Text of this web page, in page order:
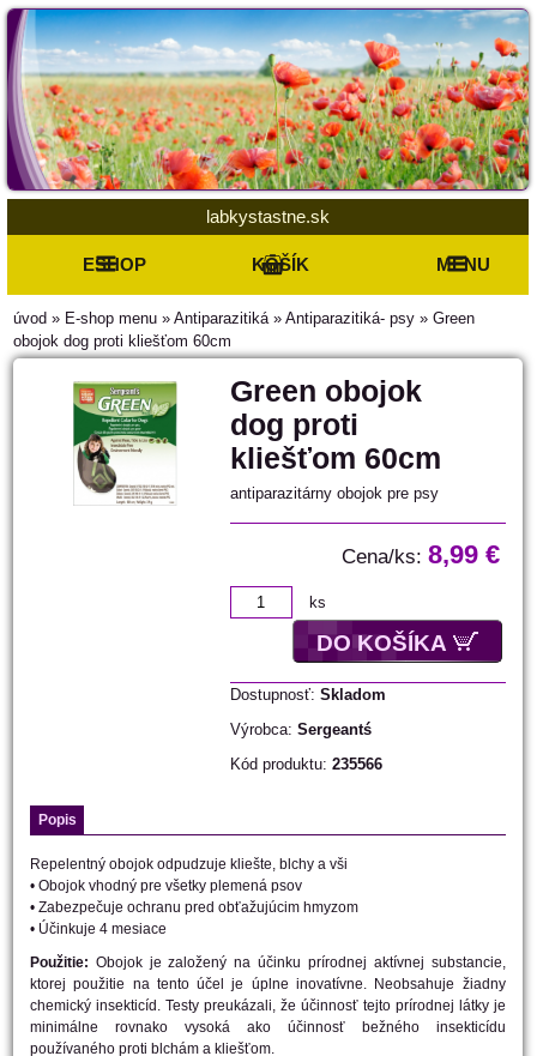
labkystastne.sk
ESHOP KOŠÍK MENU
úvod » E-shop menu » Antiparazitiká» Antiparazitiká- psy » Green
obojok dog proti kliešťom 60cm
Green obojok
dog proti
kliešťom 60cm
antiparazitárny obojok pre psy
Cena/ks: 8,99 €
ks
DO KOŠÍKA
Dostupnosť: Skladom
Výrobca: Sergeantś
Kód produktu: 235566
Popis
Repelentný obojok odpudzuje kliešte, blchy a vši
• Obojok vhodný pre všetky plemená psov
• Zabezpečuje ochranu pred obťažujúcim hmyzom
• Účinkuje 4 mesiace
Použitie: Obojok je založený na účinku prírodnej aktívnej substancie,
ktorej použitie na tento účel je úplne inovatívne. Neobsahuje žiadny
chemický insekticíd. Testy preukázali, že účinnosť tejto prírodnej látky je
minimálne rovnako vysoká ako účinnosť bežného insekticídu
používaného proti blchám a kliešťom.